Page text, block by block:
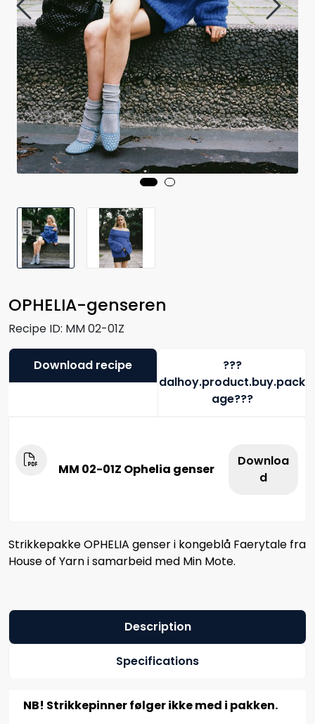
OPHELIA-genseren
Recipe ID: MM 02-01Z
Download recipe
???
dalhoy.product.buy.pack
age???
MM 02-01Z Ophelia genser
Downloa
d
Strikkepakke OPHELIA genser i kongeblå Faerytale fra
House of Yarn i samarbeid med Min Mote.
Description
Specifications
NB! Strikkepinner følger ikke med i pakken.